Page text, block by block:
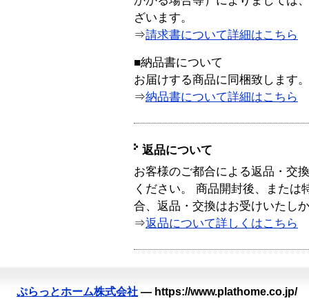
ざいます。
⇒請求書について詳細はこちら
■納品書について
お届けする商品に同梱致します。
⇒納品書について詳細はこちら
返品について
お客様のご都合による返品・交
ください。 商品開封後、または
合、返品・交換はお受けいたし
⇒返品について詳しくはこちら
ぷらっとホーム株式会社 — https://www.plathome.co.jp/